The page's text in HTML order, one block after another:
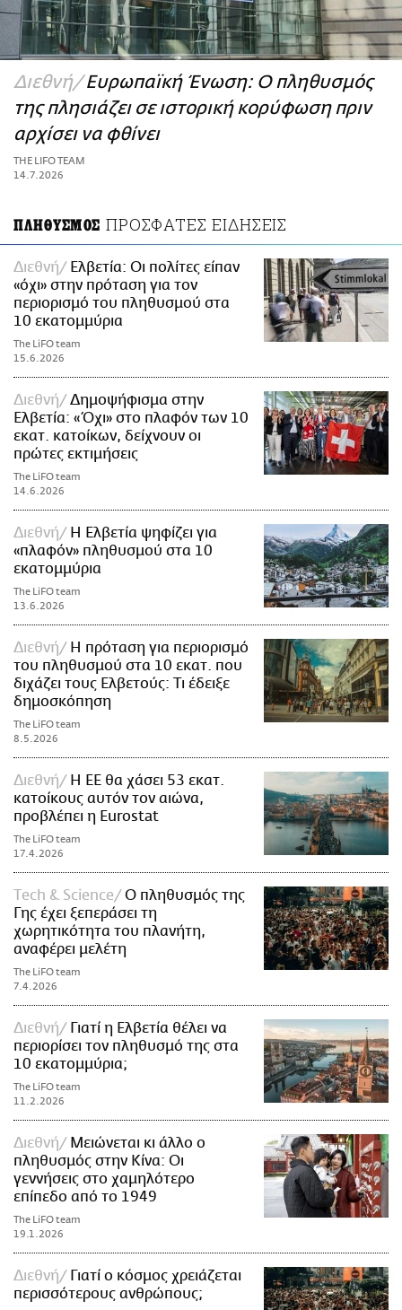
ΑΜΠΑ
PRINT
Διεθνή Ευρωπαϊκή Ένωση: Ο πληθυσμός
της πλησιάζει σε ιστορική κορύφωση πριν
αρχίσει να φθίνει
THE LIFO TEAM
14.7.2026
ΠΛΗΘΥΣΜΟΣ ΠΡΟΣΦΑΤΕΣ ΕΙΔΗΣΕΙΣ
Διεθνή
Ελβετία: Οι πολίτες είπαν
«όχι» στην πρόταση για τον
περιορισμό του πληθυσμού στα
10 εκατομμύρια
The LiFO team
15.6.2026
Διεθνή
Δημοψήφισμα στην
Ελβετία: «Όχι» στο πλαφόν των 10
εκατ. κατοίκων, δείχνουν οι
πρώτες εκτιμήσεις
The LiFO team
14.6.2026
Διεθνή
Η Ελβετία ψηφίζει για
«πλαφόν» πληθυσμού στα 10
εκατομμύρια
The LiFO team
13.6.2026
Διεθνή
Η πρόταση για περιορισμό
του πληθυσμού στα 10 εκατ. που
διχάζει τους Ελβετούς: Τι έδειξε
δημοσκόπηση
The LiFO team
8.5.2026
Διεθνή
Η ΕΕ θα χάσει 53 εκατ.
κατοίκους αυτόν τον αιώνα,
προβλέπει η Eurostat
The LiFO team
17.4.2026
Τech & Science
Ο πληθυσμός της
Γης έχει ξεπεράσει τη
χωρητικότητα του πλανήτη,
αναφέρει μελέτη
The LiFO team
7.4.2026
Διεθνή
Γιατί η Ελβετία θέλει να
περιορίσει τον πληθυσμό της στα
10 εκατομμύρια;
The LiFO team
11.2.2026
Διεθνή
Μειώνεται κι άλλο ο
πληθυσμός στην Κίνα: Οι
γεννήσεις στο χαμηλότερο
επίπεδο από το 1949
The LiFO team
19.1.2026
Διεθνή
Γιατί ο κόσμος χρειάζεται
περισσότερους ανθρώπους;